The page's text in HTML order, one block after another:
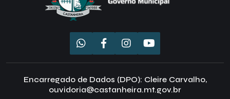
Encarregado de Dados (DPO): Cleire Carvalho,
ouvidoria@castanheira.mt.gov.br